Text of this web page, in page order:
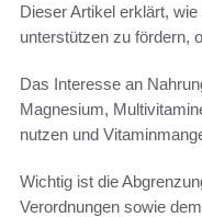
Dieser Artikel erklärt,
unterstützen zu fördern,
Das Interesse an
Magnesium,
nutzen und
Wichtig ist die
Verordnungen sowie